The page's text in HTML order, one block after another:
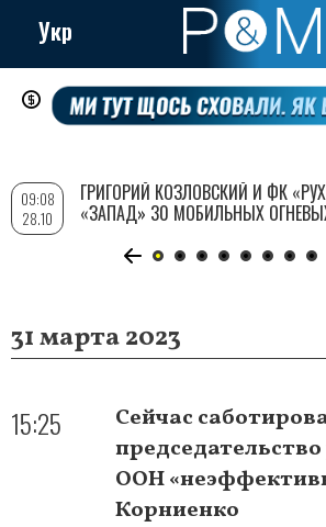
Перейти
содержанию
Укр
31 марта 2023
15:25
Сейчас
ООН
Корниенко
09:08
28.10
ГРИГОРИЙ КОЗЛОВСКИЙ И ФК
«ЗАПАД» 30 МОБИЛЬНЫХ